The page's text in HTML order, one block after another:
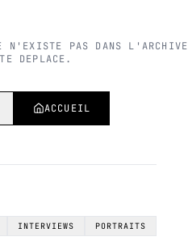
N'EXISTE PAS DANS L'ARCHIVE
DEPLACE.
ACCUEIL
INTERVIEWS PORTRAITS